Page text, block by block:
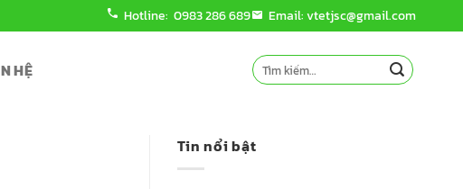
Hotline: 0983 286 689 Email: vtetjsc@gmail.com
HỆ
Tìm
kiếm:
Tin nổi bật